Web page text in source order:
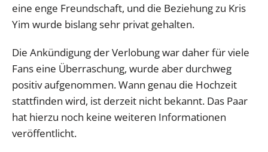
eine enge Freundschaft, und die Beziehung zu Kris
Yim wurde bislang sehr privat gehalten.
Die Ankündigung der Verlobung war daher für viele
Fans eine Überraschung, wurde aber durchweg
positiv aufgenommen. Wann genau die Hochzeit
stattfinden wird, ist derzeit nicht bekannt. Das Paar
hat hierzu noch keine weiteren Informationen
veröffentlicht.